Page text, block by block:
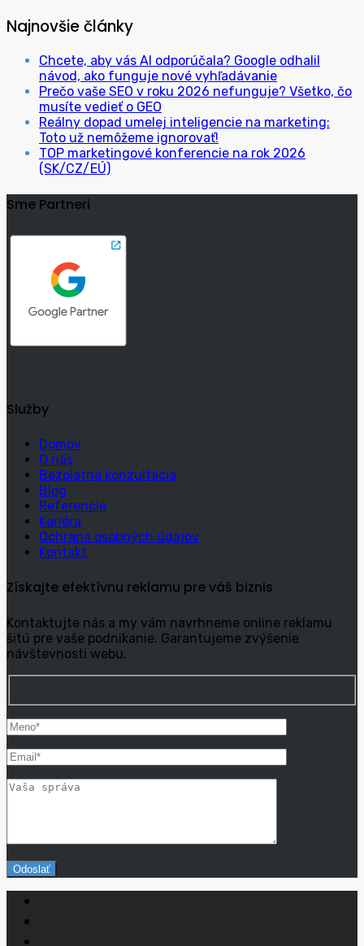
Najnovšie články
Chcete, aby vás AI odporúčala? Google odhalil
návod, ako funguje nové vyhľadávanie
Prečo vaše SEO v roku 2026 nefunguje? Všetko, čo
musíte vedieť o GEO
Reálny dopad umelej inteligencie na marketing:
Toto už nemôžeme ignorovať!
TOP marketingové konferencie na rok 2026
(SK/CZ/EÚ)
Sme Partneri
Služby
Domov
O nás
Bezplatná konzultácia
Blog
Referencie
Kariéra
Ochrana osobných údajov
Kontakt
Získajte efektívnu reklamu pre váš biznis
Kontaktujte nás a my vám navrhneme online reklamu
šitú pre vaše podnikanie. Garantujeme zvýšenie
návštevnosti webu.